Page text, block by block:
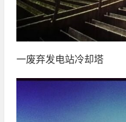
一废弃发电站冷却塔